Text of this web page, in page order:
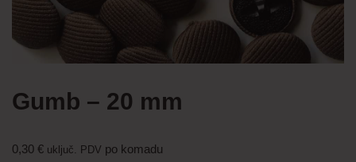
Gumb – 20 mm
0,30 € uključ. PDV po komadu